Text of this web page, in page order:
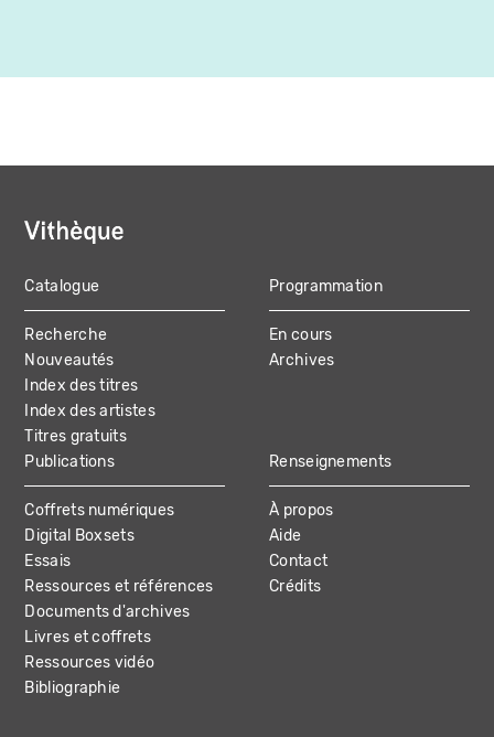
MAIN
NAVIGATION
Catalogue
Recherche
Nouveautés
Index des titres
Index des artistes
Titres gratuits
Programmation
En cours
Archives
Publications
Coffrets numériques
Digital Boxsets
Essais
Ressources et références
Documents d'archives
Livres et coffrets
Ressources vidéo
Bibliographie
Renseignements
À propos
Aide
Contact
Crédits